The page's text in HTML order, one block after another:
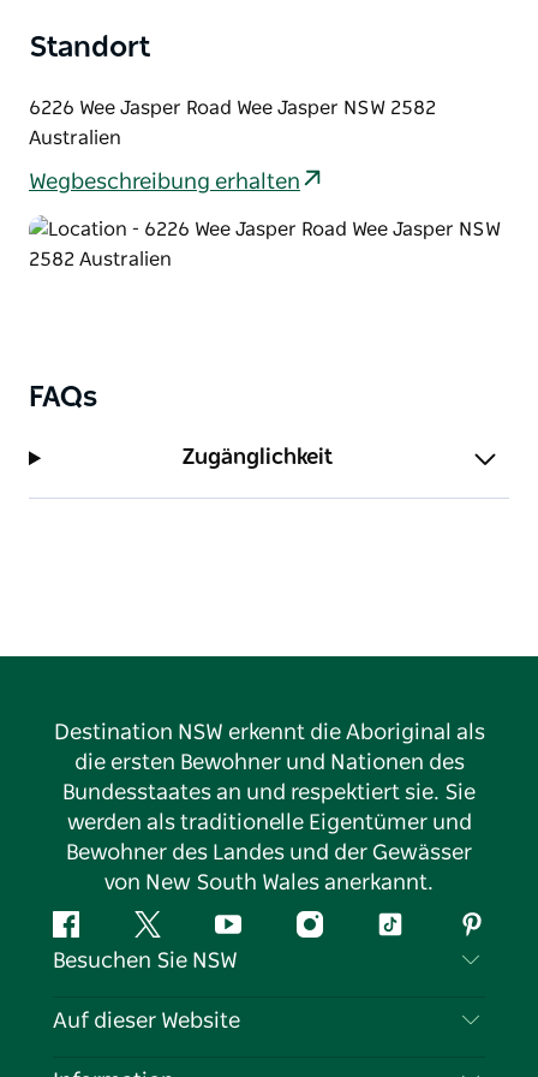
Station erfahren möchten und zwischen den
wählen möchten, rufen Sie uns an oder besuchen
Sie die Website.
Standort
6226 Wee Jasper Road Wee Jasper NSW 2582
Australien
Wegbeschreibung erhalten
FAQs
Zugänglichkeit
Destination NSW erkennt die Aboriginal als
die ersten Bewohner und Nationen des
Bundesstaates an und respektiert sie. Sie
werden als traditionelle Eigentümer und
Bewohner des Landes und der Gewässer
von New South Wales anerkannt.
FacebookTwitter YouTubeInstagramTikTok
Besuchen Sie NSW
Kontaktieren Sie uns
Auf dieser Website
Reiseziele